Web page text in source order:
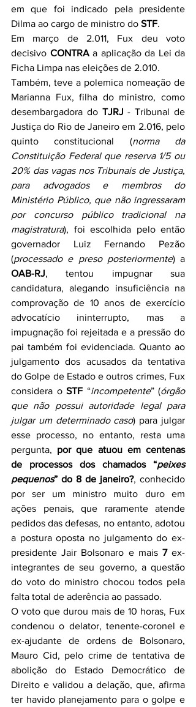
em que foi indicado pela presidente
Dilma ao cargo de ministro do STF.
Em março de 2.011, Fux deu voto
decisivo CONTRA a aplicação da Lei da
Ficha Limpa nas eleições de 2.010.
Também, teve a polemica nomeação de
Marianna Fux, filha do ministro, como
desembargadora do TJRJ - Tribunal de
Justiça do Rio de Janeiro em 2.016, pelo
quinto constitucional (norma da
Constituição Federal que reserva 1/5 ou
20% das vagas nos Tribunais de Justiça,
para advogados e membros do
Ministério Público, que não ingressaram
por concurso público tradicional na
magistratura), foi escolhida pelo então
governador Luiz Fernando Pezão
(processado e preso posteriormente
OAB-RJ, tentou impugnar sua
candidatura, alegando insuficiência na
comprovação de 10 anos de exercício
advocatício ininterrupto, mas a
impugnação foi rejeitada e a pressão do
pai também foi evidenciada. Quanto ao
julgamento dos acusados da tentativa
do Golpe de Estado e outros crimes, Fux
considera o STF “incompetente” (órgão
que não possui autoridade legal para
julgar um determinado caso) para julgar
esse processo, no entanto, resta uma
pergunta, por que atuou em centenas
de processos dos chamados “peixes
pequenos” do 8 de janeiro?, conhecido
por ser um ministro muito duro em
ações penais, que raramente atende
pedidos das defesas, no entanto, adotou
a postura oposta no julgamento do ex-
presidente Jair Bolsonaro e mais 7 ex-
integrantes de seu governo, a questão
do voto do ministro chocou todos pela
falta total de aderência ao passado.
O voto que durou mais de 10 horas, Fux
condenou o delator, tenente-coronel e
ex-ajudante de ordens de Bolsonaro,
Mauro Cid, pelo crime de tentativa de
abolição do Estado Democrático de
Direito e validou a delação, que, afirma
ter havido planejamento para o golpe e